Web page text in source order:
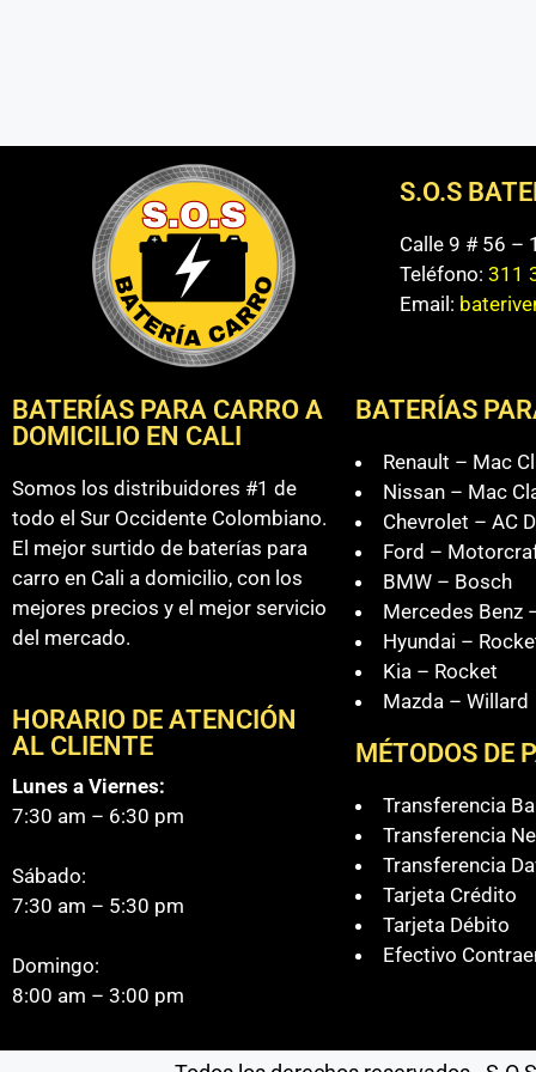
S.O.S
Calle 9 # 56 –
Teléfono:311
Email:
BATERÍAS PARA CARRO A
DOMICILIO EN CALI
Somos los distribuidores #1 de
todo el Sur Occidente Colombiano.
El mejor surtido de baterías para
carro en Cali a domicilio, con los
mejores precios y el mejor servicio
del mercado.
HORARIO DE ATENCIÓN
AL CLIENTE
Lunes a Viernes:
7:30 am – 6:30 pm
Sábado:
7:30 am – 5:30 pm
Domingo:
8:00 am – 3:00 pm
BATERÍAS
Renault – Mac
Nissan – Mac
Chevrolet – AC
Ford –
BMW – Bosch
Mercedes Benz
Hyundai –
Kia – Rocket
Mazda – Willard
MÉTODOS DE
Transferencia
Transferencia
Transferencia
Tarjeta Crédito
Tarjeta Débito
Efectivo